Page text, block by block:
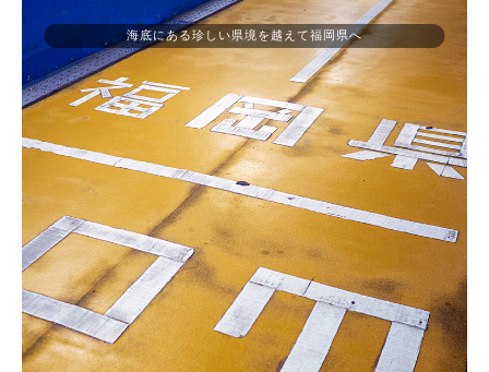
海底にある珍しい県境を越えて福岡県へ